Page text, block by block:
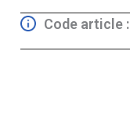
Code article :